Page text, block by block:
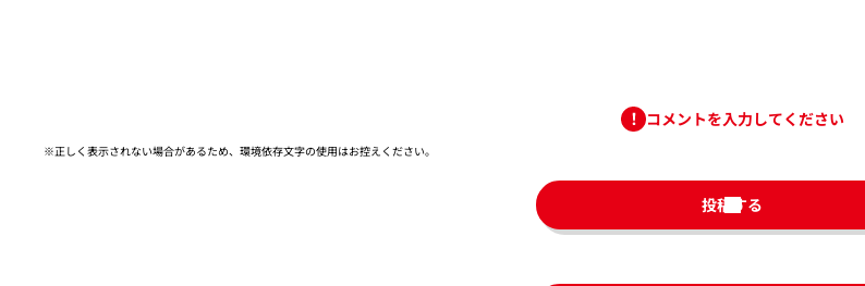
コメントを入力してください
※正しく表示されない場合があるため、環境依存文字の使用はお控えください。​
投稿する